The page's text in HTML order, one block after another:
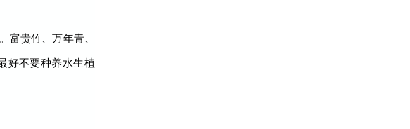
富贵竹、万年青、
好不要种养水生植